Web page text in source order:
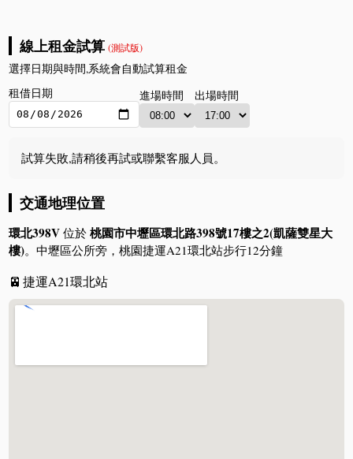
線上租金試算(測試版)
選擇日期與時間,系統會自動試算租金
租借日期
進場時間 出場時間
試算失敗,請稍後再試或聯繫客服人員。
交通地理位置
環北398V 位於桃園市中壢區環北路398號17樓之2(凱薩雙星大
樓)。中壢區公所旁，桃園捷運A21環北站步行12分鐘
🚈 捷運A21環北站